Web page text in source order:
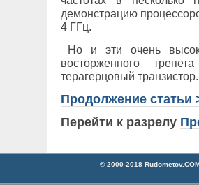
демонстрацию
4 ГГц.
Но и эти очень
восторженного
терагерцовый
Продолжение статьи
Перейти к разрелу
© 2000-2018